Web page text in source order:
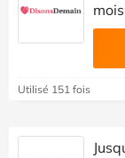
Utilisé 151 fois